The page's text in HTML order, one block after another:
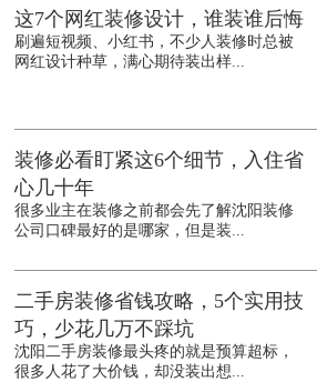
这7个网红装修设计，谁装谁后悔
刷遍短视频、小红书，不少人装修时总被
网红设计种草，满心期待装出样...
装修必看盯紧这6个细节，入住省
心几十年
很多业主在装修之前都会先了解沈阳装修
公司口碑最好的是哪家，但是装...
二手房装修省钱攻略，5个实用技
巧，少花几万不踩坑
沈阳二手房装修最头疼的就是预算超标，
很多人花了大价钱，却没装出想...